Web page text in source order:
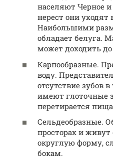
населяют Черное
нерест они
Наибольшими
обладает белуга.
может доходить
Карпообразные.
воду.
отсутствие зубов
имеют глоточные
перетирается
Сельдеобразные.
просторах и
округлую форму,
бокам.